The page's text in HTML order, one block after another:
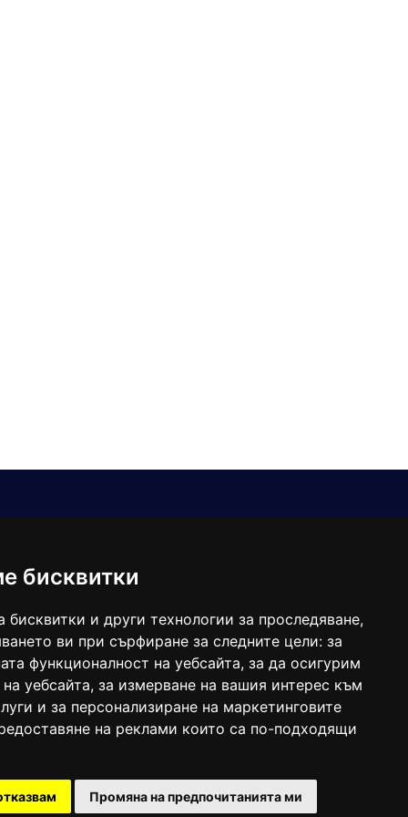
бисквитки
бисквитки и други технологии за проследяване,
ви при сърфиране за следните цели: за
функционалност на уебсайта, за да осигурим
уебсайта, за измерване на вашия интерес към
и за персонализиране на маркетинговите
на реклами които са по-подходящи
Промяна на предпочитанията ми
balgarkanews@gmail.com
под номер: ISSN 1312-4722.
11.05.2004 година.